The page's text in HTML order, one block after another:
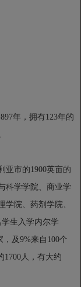
年，拥有123年的
亚市的1900英亩的
科学学院、商业学
学院、药剂学院、
生入学内尔学
及9%来自100个
1700人，有大约